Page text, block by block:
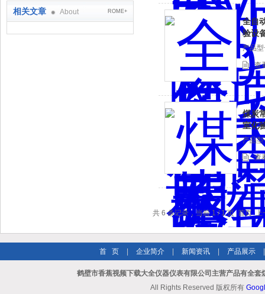
相关文章 About ROME+
全自
验设
产品型号
查
煤炭
室化
产品型号
查
共 6 条记录，当前 1 / 1 页 首页
首 页 企业简介 新闻资讯 产品展示
鹤壁市香蕉视频下载大全仪器仪表有限公司主营产品有全
All Rights Reserved 版权所有